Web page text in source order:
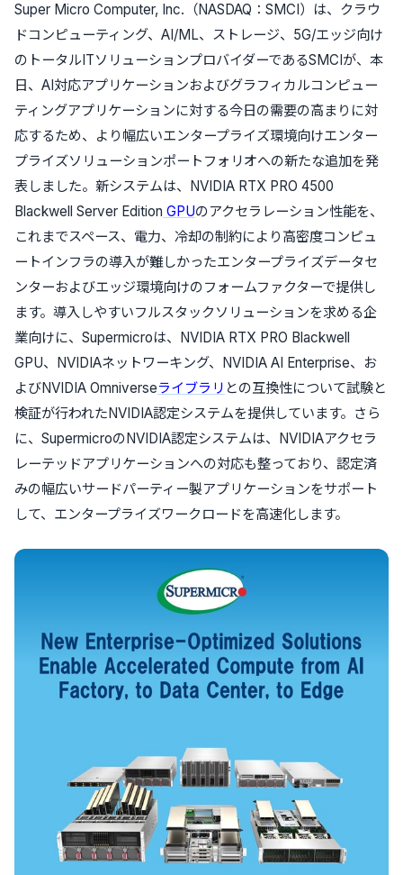
Super Micro Computer, Inc.（NASDAQ：SMCI）は、クラウ
ドコンピューティング、AI/ML、ストレージ、5G/エッジ向け
のトータルITソリューションプロバイダーであるSMCIが、本
日、AI対応アプリケーションおよびグラフィカルコンピュー
ティングアプリケーションに対する今日の需要の高まりに対
応するため、より幅広いエンタープライズ環境向けエンター
プライズソリューションポートフォリオへの新たな追加を発
表しました。新システムは、NVIDIA RTX PRO 4500
Blackwell Server Edition GPUのアクセラレーション性能を、
これまでスペース、電力、冷却の制約により高密度コンピュ
ートインフラの導入が難しかったエンタープライズデータセ
ンターおよびエッジ環境向けのフォームファクターで提供し
ます。導入しやすいフルスタックソリューションを求める企
業向けに、Supermicroは、NVIDIA RTX PRO Blackwell
GPU、NVIDIAネットワーキング、NVIDIA AI Enterprise、お
よびNVIDIA Omniverseライブラリ との互換性について試験と
検証が行われたNVIDIA認定システムを提供しています。さら
に、SupermicroのNVIDIA認定システムは、NVIDIAアクセラ
レーテッドアプリケーションへの対応も整っており、認定済
みの幅広いサードパーティー製アプリケーションをサポート
して、エンタープライズワークロードを高速化します。